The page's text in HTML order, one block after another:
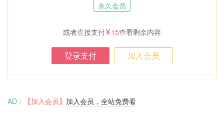
永久会员
或者直接支付 15查看剩余内容
登录支付 加入会员
AD： 【加入会员】 加入会员，全站免费看